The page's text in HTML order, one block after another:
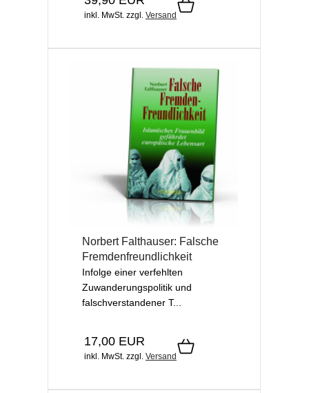
inkl. MwSt. zzgl. Versand
Norbert Falthauser: Falsche
Fremdenfreundlichkeit
Infolge einer verfehlten
Zuwanderungspolitik und
falschverstandener T...
17,00 EUR
inkl. MwSt. zzgl. Versand